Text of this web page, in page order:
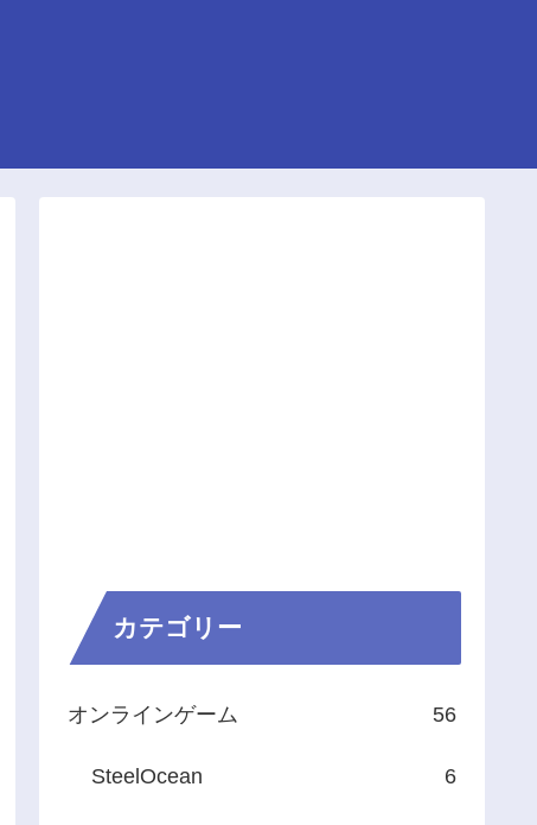
カテゴリー
オンラインゲーム 56
SteelOcean 6